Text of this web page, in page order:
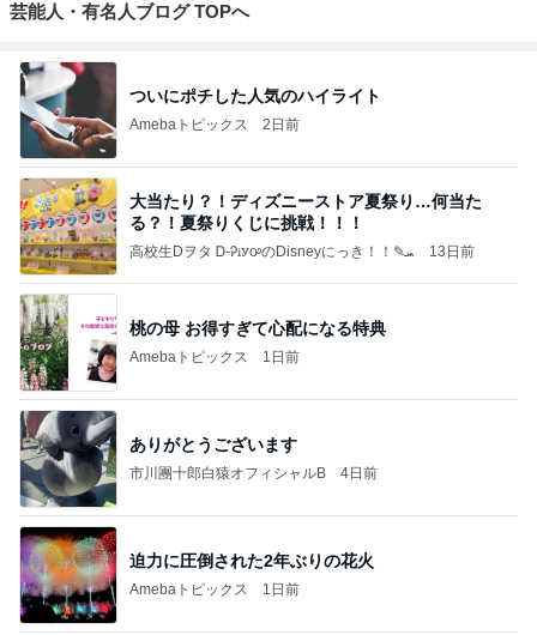
芸能人・有名人ブログ TOPへ
ついにポチした人気のハイライト
Amebaトピックス 2日前
大当たり？！ディズニーストア夏祭り…何当た
る？！夏祭りくじに挑戦！！！
高校生Dヲタ Ꭰ-ᎮꭵꭹꭴのDisneyにっき！！✎ܚ 13日前
桃の母 お得すぎて心配になる特典
Amebaトピックス 1日前
ありがとうございます
市川團十郎白猿オフィシャルB 4日前
迫力に圧倒された2年ぶりの花火
Amebaトピックス 1日前